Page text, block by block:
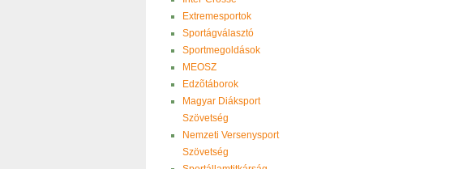
Extremesportok
Sportágválasztó
Sportmegoldások
MEOSZ
Edzõtáborok
Magyar Diáksport
Szövetség
Nemzeti Versenysport
Szövetség